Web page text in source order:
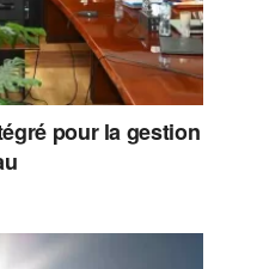
pour la gestion